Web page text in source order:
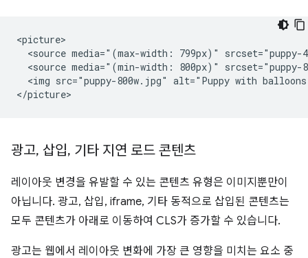
<picture>
<source media="(max-width: 799px)"
<source media="(min-width: 800px)"
<img src="puppy-800w.jpg" alt="Puppy with
광고, 삽입, 기타 지연 로드 콘텐츠
레이아웃 변경을 유발할 수 있는 콘텐츠 유형은 이미지뿐만이
아닙니다. 광고, 삽입, iframe, 기타 동적으로 삽입된 콘텐츠는
모두 콘텐츠가 아래로 이동하여 CLS가 증가할 수 있습니다.
광고는 웹에서 레이아웃 변화에 가장 큰 영향을 미치는 요소 중